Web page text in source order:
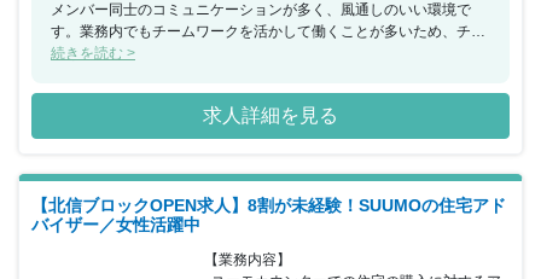
メンバー同士のコミュニケーションが多く、風通しのいい環境で
す。業務内でもチームワークを活かして働くことが多いため、チー
ムで何かを成し遂げたいと考えている方におススメの求人です。ま
制度など女性のライフイベントにも沿った制度が整っております。
続きを読む >
求人詳細を見る
【北信ブロックOPEN求人】8割が未経験！SUUMOの住宅アド
バイザー／女性活躍中
【業務内容】